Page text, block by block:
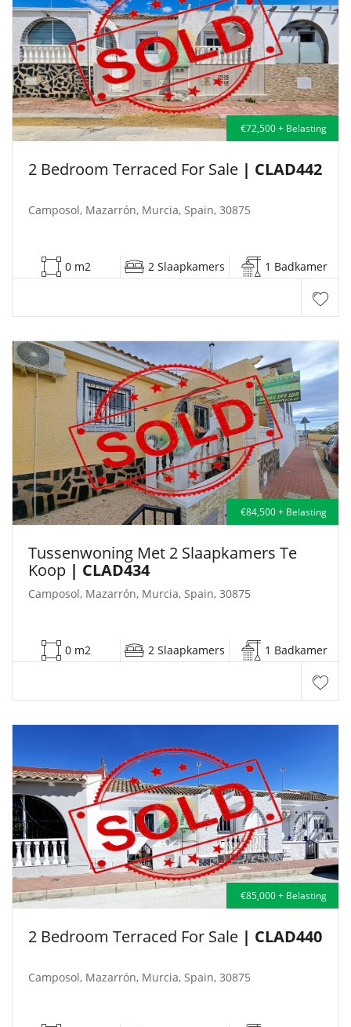
€72,500 + Belasting
2 Bedroom Terraced For Sale | CLAD442
Camposol, Mazarrón, Murcia, Spain, 30875
0 m2 2 Slaapkamers 1 Badkamer
€84,500 + Belasting
Tussenwoning Met 2 Slaapkamers Te
Koop | CLAD434
Camposol, Mazarrón, Murcia, Spain, 30875
0 m2 2 Slaapkamers 1 Badkamer
€85,000 + Belasting
2 Bedroom Terraced For Sale | CLAD440
Camposol, Mazarrón, Murcia, Spain, 30875